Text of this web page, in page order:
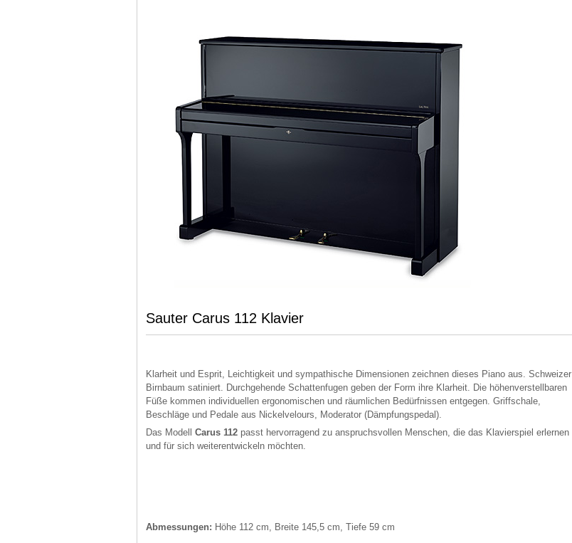
Sauter Carus 112 Klavier
Klarheit und Esprit, Leichtigkeit und sympathische Dimensionen zeichnen dieses Piano aus. Schweizer
Birnbaum satiniert. Durchgehende Schattenfugen geben der Form ihre Klarheit. Die höhenverstellbaren
Füße kommen individuellen ergonomischen und räumlichen Bedürfnissen entgegen. Griffschale,
Beschläge und Pedale aus Nickelvelours, Moderator (Dämpfungspedal).
Das Modell Carus 112 passt hervorragend zu anspruchsvollen Menschen, die das Klavierspiel erlernen
und für sich weiterentwickeln möchten.
Abmessungen: Höhe 112 cm, Breite 145,5 cm, Tiefe 59 cm